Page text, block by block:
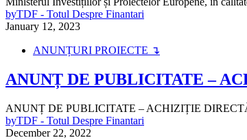
byTDF - Totul Despre Finantari
January 12, 2023
ANUNȚURI PROIECTE ↴
ANUNȚ DE PUBLICITATE –
ANUNȚ DE PUBLICITATE – ACHIZIȚIE
byTDF - Totul Despre Finantari
December 22, 2022